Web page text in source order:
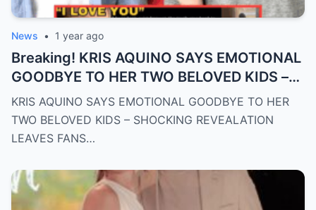
News • 1 year ago
Breaking! KRIS AQUINO SAYS EMOTIONAL
GOODBYE TO HER TWO BELOVED KIDS –
SH0CKING REVEALATION LEAVES FANS
HEARTBROKEN!
KRIS AQUINO SAYS EMOTIONAL GOODBYE TO HER
TWO BELOVED KIDS – SHOCKING REVEALATION
LEAVES FANS…